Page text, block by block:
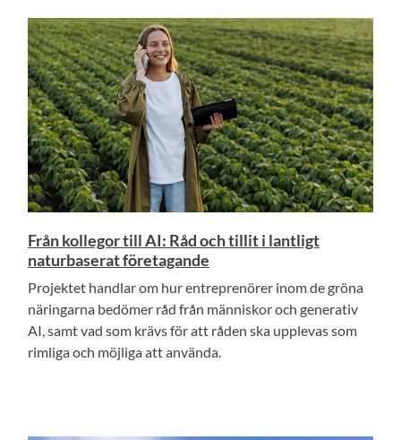
Från kollegor till AI: Råd och tillit i lantligt
naturbaserat företagande
Projektet handlar om hur entreprenörer inom de gröna
näringarna bedömer råd från människor och generativ
AI, samt vad som krävs för att råden ska upplevas som
rimliga och möjliga att använda.